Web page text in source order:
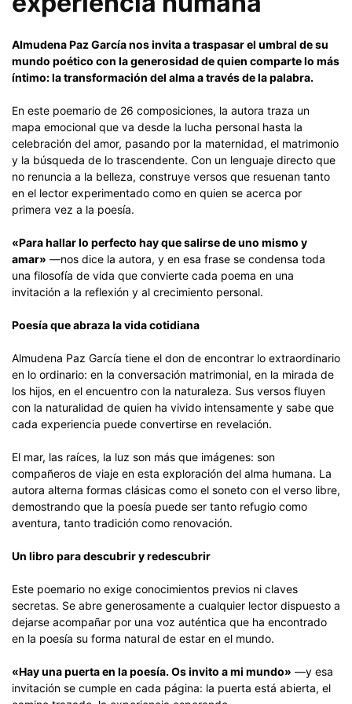
Almudena Paz García nos invita a traspasar el umbral de su
mundo poético con la generosidad de quien comparte lo más
íntimo: la transformación del alma a través de la palabra.
En este poemario de 26 composiciones, la autora traza un
mapa emocional que va desde la lucha personal hasta la
celebración del amor, pasando por la maternidad, el matrimonio
y la búsqueda de lo trascendente. Con un lenguaje directo que
no renuncia a la belleza, construye versos que resuenan tanto
en el lector experimentado como en quien se acerca por
primera vez a la poesía.
«Para hallar lo perfecto hay que salirse de uno mismo y
amar» —nos dice la autora, y en esa frase se condensa toda
una filosofía de vida que convierte cada poema en una
invitación a la reflexión y al crecimiento personal.
Poesía que abraza la vida cotidiana
Almudena Paz García tiene el don de encontrar lo extraordinario
en lo ordinario: en la conversación matrimonial, en la mirada de
los hijos, en el encuentro con la naturaleza. Sus versos fluyen
con la naturalidad de quien ha vivido intensamente y sabe que
cada experiencia puede convertirse en revelación.
El mar, las raíces, la luz son más que imágenes: son
compañeros de viaje en esta exploración del alma humana. La
autora alterna formas clásicas como el soneto con el verso libre,
demostrando que la poesía puede ser tanto refugio como
aventura, tanto tradición como renovación.
Un libro para descubrir y redescubrir
Este poemario no exige conocimientos previos ni claves
secretas. Se abre generosamente a cualquier lector dispuesto a
dejarse acompañar por una voz auténtica que ha encontrado
en la poesía su forma natural de estar en el mundo.
«Hay una puerta en la poesía. Os invito a mi mundo» —y esa
invitación se cumple en cada página: la puerta está abierta, el